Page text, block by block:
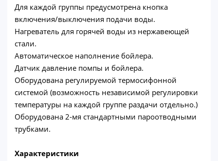
Для каждой группы предусмотрена кнопка
включения/выключения подачи воды.
Нагреватель для горячей воды из нержавеющей
стали.
Автоматическое наполнение бойлера.
Датчик давление помпы и бойлера.
Оборудована регулируемой термосифонной
системой (возможность независимой регулировки
температуры на каждой группе раздачи отдельно.)
Оборудована 2-мя стандартными пароотводными
трубками.
Характеристики